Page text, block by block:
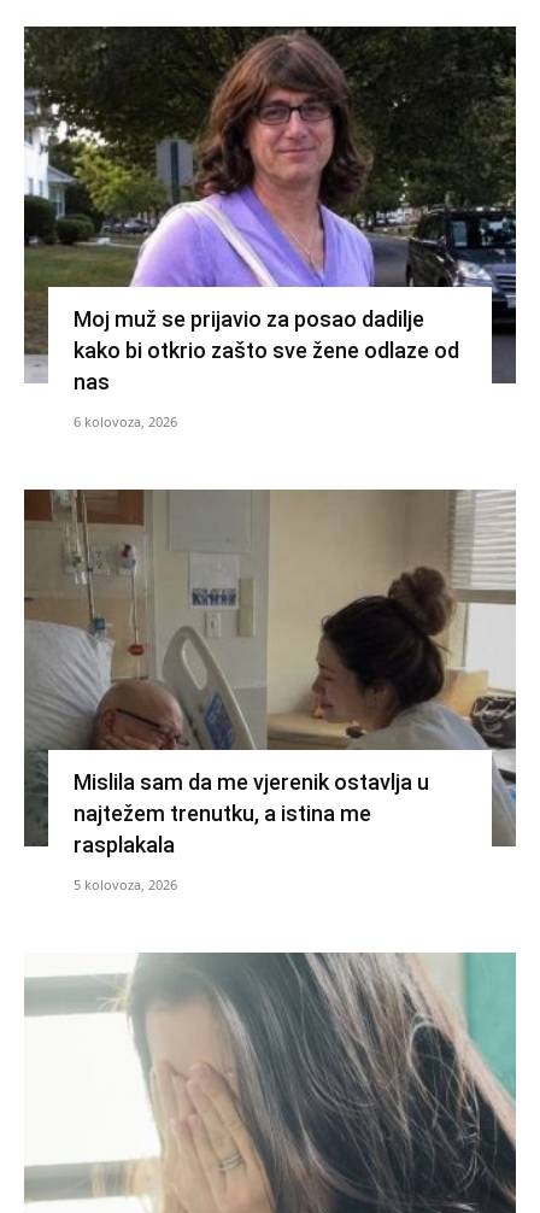
Moj muž se prijavio za posao dadilje
kako bi otkrio zašto sve žene odlaze od
nas
6 kolovoza, 2026
Mislila sam da me vjerenik ostavlja u
najtežem trenutku, a istina me
rasplakala
5 kolovoza, 2026